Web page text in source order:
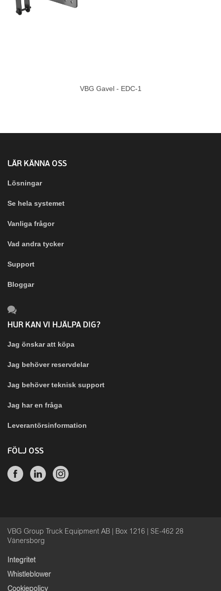
VBG Gavel - EDC-1
LÄR KÄNNA OSS
Lösningar
Se hela systemet
Vanliga frågor
Vad andra tycker
Support
Bloggar
HUR KAN VI HJÄLPA DIG?
Jag önskar att köpa
Jag behöver reservdelar
Jag behöver teknisk support
Jag har en fråga
Leverantörsinformation
FÖLJ OSS
VBG Group Truck Equipment AB | Box 1216 | SE-462 28
Vänersborg
Integritet
Whistleblower
Cookiepolicy